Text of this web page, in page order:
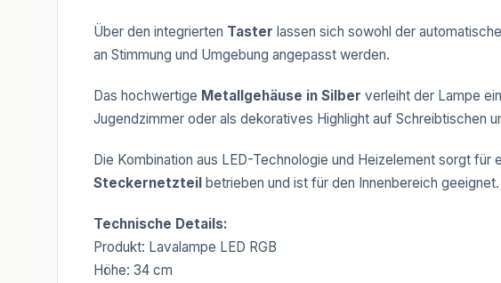
Über den integrierten Taster lassen sich sowohl der
an Stimmung und Umgebung angepasst werden.
Das hochwertige Metallgehäuse in Silber verleiht der Lampe
Jugendzimmer oder als dekoratives Highlight auf Schreibtischen
Die Kombination aus LED-Technologie und Heizelement sorgt
Steckernetzteil betrieben und ist für den Innenbereich geeignet.
Technische Details:
Produkt: Lavalampe LED RGB
Höhe: 34 cm